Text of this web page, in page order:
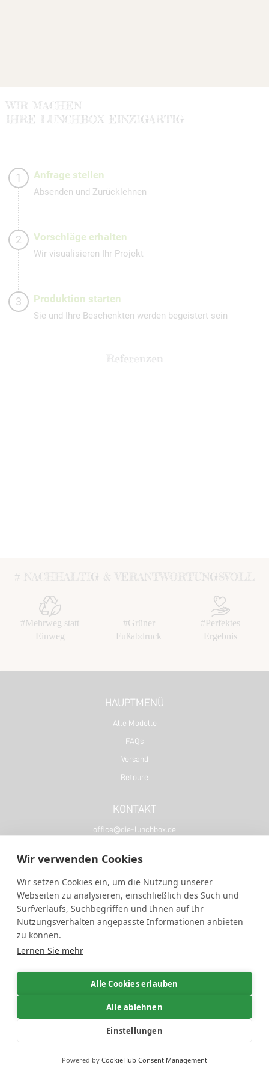
WIR MACHEN
IHRE LUNCHBOX EINZIGARTIG
1 Anfrage stellen
Absenden und Zurücklehnen
2 Vorschläge erhalten
Wir visualisieren Ihr Projekt
3 Produktion starten
Sie und Ihre Beschenkten werden begeistert sein
Referenzen
# NACHHALTIG & VERANTWORTUNGSVOLL
#Mehrweg statt
Einweg
#Grüner
Fußabdruck
#Perfektes
Ergebnis
HAUPTMENÜ
Alle Modelle
FAQs
Versand
Retoure
KONTAKT
office@die-lunchbox.de
LERNEN SIE UNS KENNEN :)
Über uns
Impressum
Allgemeine Geschäftsbedingungen
Unser Angebot richtet sich ausschließlich an Industrie- und
kein Vertragsschluss.
Wir verwenden Cookies
Wir setzen Cookies ein, um die Nutzung unserer
Webseiten zu analysieren, einschließlich des Such und
Surfverlaufs, Suchbegriffen und Ihnen auf Ihr
Nutzungsverhalten angepasste Informationen anbieten
zu können.
Lernen Sie mehr
Alle Cookies erlauben
Alle ablehnen
Einstellungen
Powered by CookieHub Consent Management